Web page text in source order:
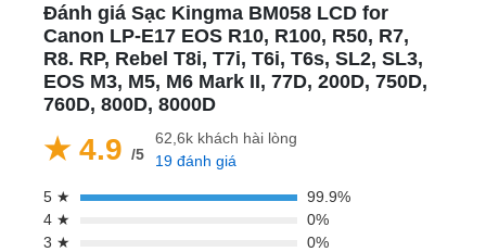
Đánh giá Sạc Kingma BM058 LCD for
Canon LP-E17 EOS R10, R100, R50, R7,
R8. RP, Rebel T8i, T7i, T6i, T6s, SL2, SL3,
EOS M3, M5, M6 Mark II, 77D, 200D, 750D,
760D, 800D, 8000D
★ 4.9 /5
62,6k khách hài lòng
19 đánh giá
5 ★
99.9%
4 ★
0%
3 ★
0%